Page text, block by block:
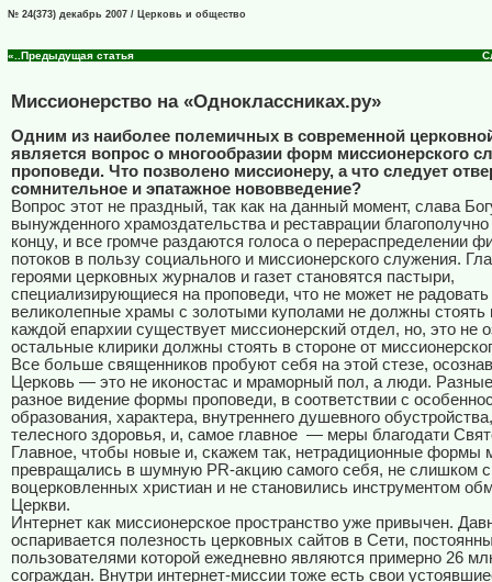
№ 24(373) декабрь 2007 / Церковь и общество
«..Предыдущая статья
Миссионерство на «Одноклассниках.ру»
Одним из наиболее полемичных в современной
является вопрос о многообразии форм миссионерского
проповеди. Что позволено миссионеру, а что следует
сомнительное и эпатажное нововведение?
Вопрос этот не праздный, так как на данный момент, слава
вынужденного храмоздательства и реставрации
концу, и все громче раздаются голоса о перераспределении
потоков в пользу социального и миссионерского служения.
героями церковных журналов и газет становятся пастыри,
специализирующиеся на проповеди, что не может не
великолепные храмы с золотыми куполами не должны
каждой епархии существует миссионерский отдел, но, это не
остальные клирики должны стоять в стороне от
Все больше священников пробуют себя на этой стезе,
Церковь — это не иконостас и мраморный пол, а люди.
разное видение формы проповеди, в соответствии с
образования, характера, внутреннего душевного
телесного здоровья, и, самое главное — меры благодати
Главное, чтобы новые и, скажем так, нетрадиционные формы
превращались в шумную PR-акцию самого себя, не слишком
воцерковленных христиан и не становились инструментом
Церкви.
Интернет как миссионерское пространство уже привычен.
оспаривается полезность церковных сайтов в Сети,
пользователями которой ежедневно являются примерно 26
сограждан. Внутри интернет-миссии тоже есть свои